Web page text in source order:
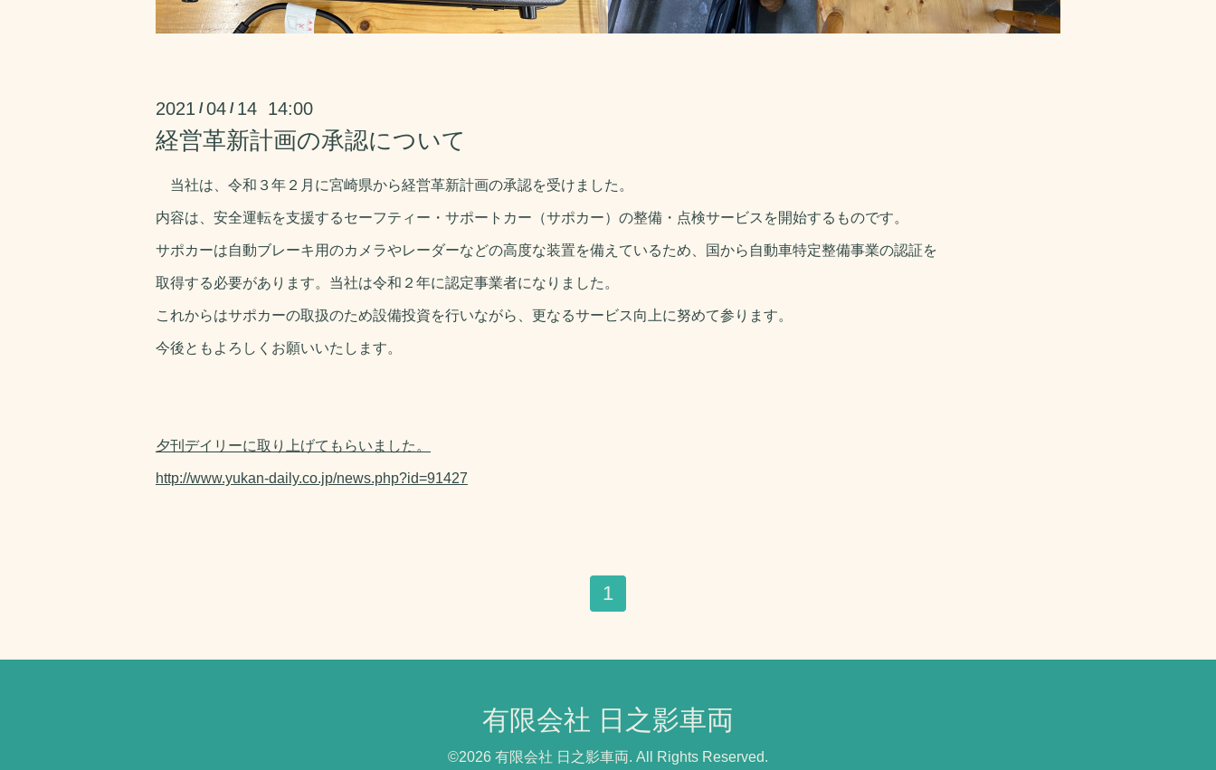
2021 /04 / 14 14:00
経営革新計画の承認について
当社は、令和３年２月に宮崎県から経営革新計画の承認を受けました。
内容は、安全運転を支援するセーフティー・サポートカー（サポカー）の整備・点検サービスを開始するものです。
サポカーは自動ブレーキ用のカメラやレーダーなどの高度な装置を備えているため、国から自動車特定整備事業の認証を
取得する必要があります。当社は令和２年に認定事業者になりました。
これからはサポカーの取扱のため設備投資を行いながら、更なるサービス向上に努めて参ります。
今後ともよろしくお願いいたします。
夕刊デイリーに取り上げてもらいました。
http://www.yukan-daily.co.jp/news.php?id=91427
1
有限会社 日之影車両
©2026 有限会社 日之影車両. All Rights Reserved.